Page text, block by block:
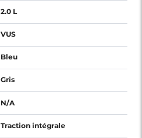
2.0 L
VUS
Bleu
Gris
N/A
Traction intégrale